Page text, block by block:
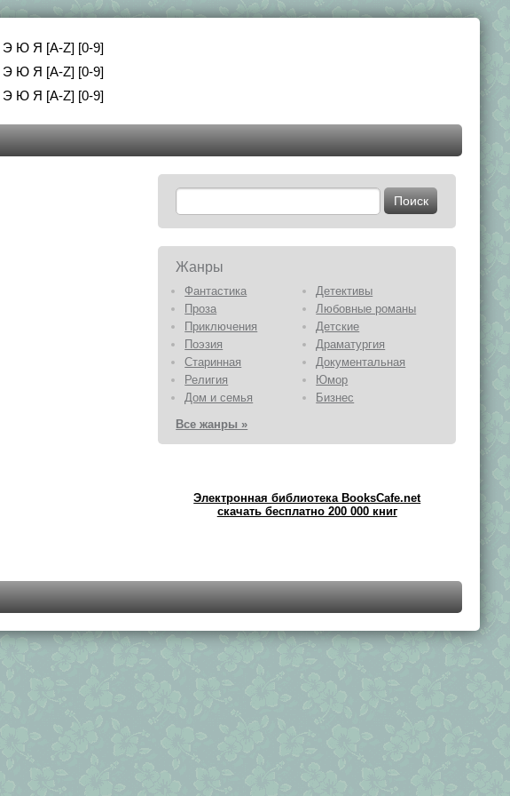
Э Ю Я [A-Z] [0-9]
Э Ю Я [A-Z] [0-9]
Э Ю Я [A-Z] [0-9]
Жанры
Фантастика
Детективы
Проза
Любовные романы
Приключения
Детские
Поэзия
Драматургия
Старинная
Документальная
Религия
Юмор
Дом и семья
Бизнес
Все жанры »
Электронная библиотека BooksCafe.net
скачать бесплатно 200 000 книг